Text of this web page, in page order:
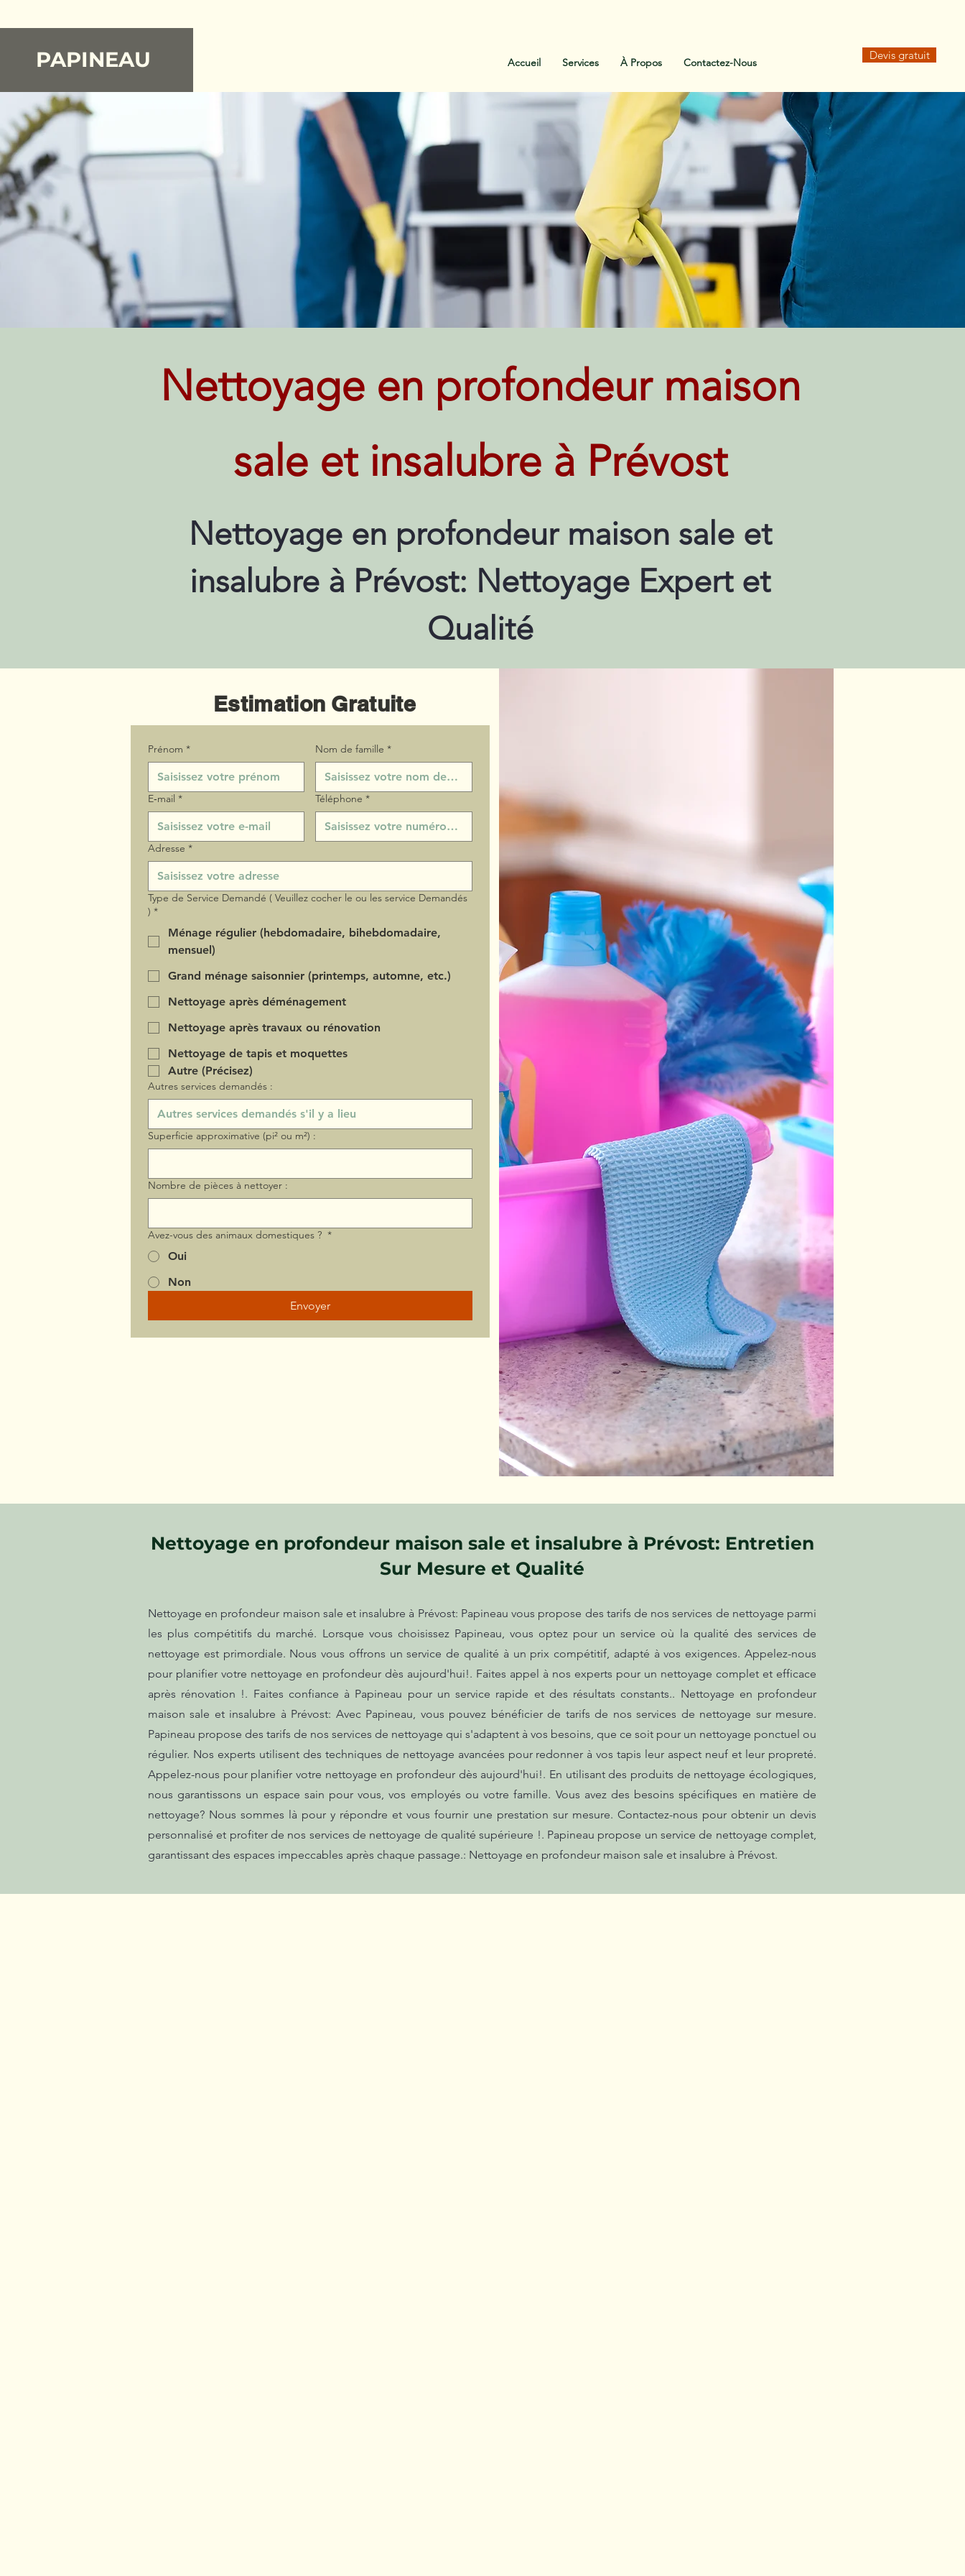
PAPINEAU Accueil Services À Propos Contactez-Nous
Devis gratuit
Nettoyage en profondeur maison
sale et insalubre à Prévost
Nettoyage en profondeur maison sale et
insalubre à Prévost: Nettoyage Expert et
Qualité
Estimation Gratuite
Prénom * Nom de famille *
E‑mail * Téléphone *
Adresse *
Type de Service Demandé ( Veuillez cocher le ou les service Demandés
) *
Ménage régulier (hebdomadaire, bihebdomadaire,
mensuel)
Grand ménage saisonnier (printemps, automne, etc.)
Nettoyage après déménagement
Nettoyage après travaux ou rénovation
Nettoyage de tapis et moquettes
Autre (Précisez)
Autres services demandés :
Superficie approximative (pi² ou m²) :
Nombre de pièces à nettoyer :
Avez-vous des animaux domestiques ? *
Oui
Non
Envoyer
Nettoyage en profondeur maison sale et insalubre à Prévost: Entretien
Sur Mesure et Qualité
Nettoyage en profondeur maison sale et insalubre à Prévost: Papineau vous propose des tarifs de nos services de nettoyage parmi
les plus compétitifs du marché. Lorsque vous choisissez Papineau, vous optez pour un service où la qualité des services de
nettoyage est primordiale. Nous vous offrons un service de qualité à un prix compétitif, adapté à vos exigences. Appelez-nous
pour planifier votre nettoyage en profondeur dès aujourd'hui!. Faites appel à nos experts pour un nettoyage complet et efficace
après rénovation !. Faites confiance à Papineau pour un service rapide et des résultats constants.. Nettoyage en profondeur
maison sale et insalubre à Prévost: Avec Papineau, vous pouvez bénéficier de tarifs de nos services de nettoyage sur mesure.
Papineau propose des tarifs de nos services de nettoyage qui s'adaptent à vos besoins, que ce soit pour un nettoyage ponctuel ou
régulier. Nos experts utilisent des techniques de nettoyage avancées pour redonner à vos tapis leur aspect neuf et leur propreté.
Appelez-nous pour planifier votre nettoyage en profondeur dès aujourd'hui!. En utilisant des produits de nettoyage écologiques,
nous garantissons un espace sain pour vous, vos employés ou votre famille. Vous avez des besoins spécifiques en matière de
nettoyage? Nous sommes là pour y répondre et vous fournir une prestation sur mesure. Contactez-nous pour obtenir un devis
personnalisé et profiter de nos services de nettoyage de qualité supérieure !. Papineau propose un service de nettoyage complet,
garantissant des espaces impeccables après chaque passage.: Nettoyage en profondeur maison sale et insalubre à Prévost.